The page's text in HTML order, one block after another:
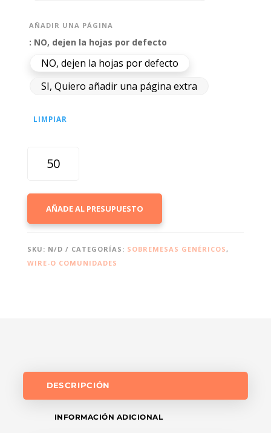
AÑADIR UNA PÁGINA
: NO, dejen la hojas por defecto
NO, dejen la hojas por defecto
SI, Quiero añadir una página extra
LIMPIAR
CATALUNYA
ESPACIO
NOTAS
CANTIDAD
AÑADE AL PRESUPUESTO
SKU: N/D CATEGORÍAS: SOBREMESAS GENÉRICOS,
WIRE-O COMUNIDADES
DESCRIPCIÓN
INFORMACIÓN ADICIONAL